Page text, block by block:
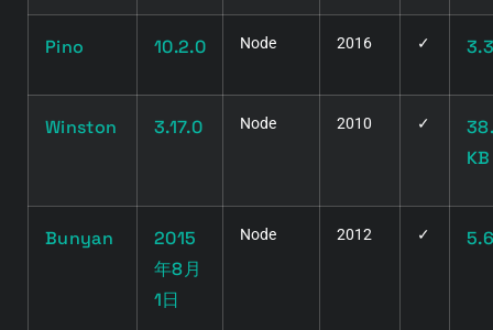
Pino 10.2.0 Node 2016 ✓
Winston 3.17.0 Node 2010 ✓
KB
Bunyan
2015
年8月
1日
Node 2012 ✓